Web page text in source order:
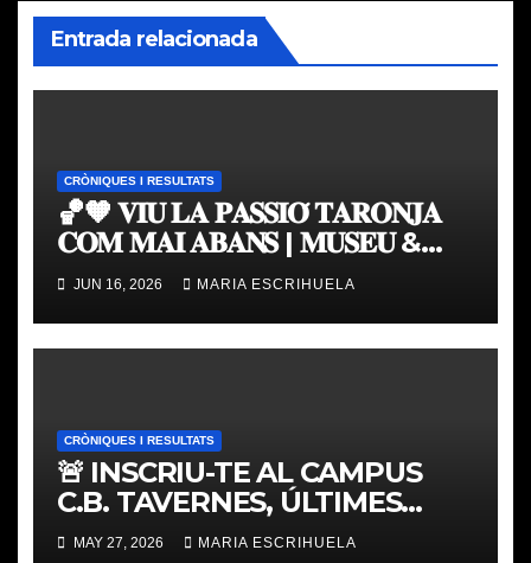
Entrada relacionada
CRÒNIQUES I RESULTATS
🏀🧡 𝐕𝐈𝐔 𝐋𝐀 𝐏𝐀𝐒𝐒𝐈𝐎́ 𝐓𝐀𝐑𝐎𝐍𝐉𝐀
𝐂𝐎𝐌 𝐌𝐀𝐈 𝐀𝐁𝐀𝐍𝐒 | 𝐌𝐔𝐒𝐄𝐔 &
𝐓𝐎𝐔𝐑 𝐕𝐀𝐋𝐄𝐍𝐂𝐈𝐀 𝐁𝐀𝐒𝐊𝐄𝐓
JUN 16, 2026 MARIA ESCRIHUELA
CRÒNIQUES I RESULTATS
🚨 INSCRIU-TE AL CAMPUS
C.B. TAVERNES, ÚLTIMES
PLACES
MAY 27, 2026 MARIA ESCRIHUELA